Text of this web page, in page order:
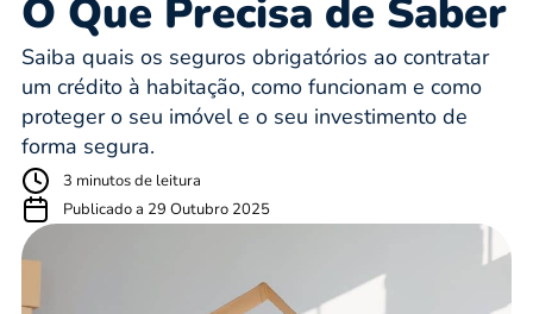
O Que Precisa de Saber
Saiba quais os seguros obrigatórios ao contratar
um crédito à habitação, como funcionam e como
proteger o seu imóvel e o seu investimento de
forma segura.
3 minutos de leitura
Publicado a 29 Outubro 2025